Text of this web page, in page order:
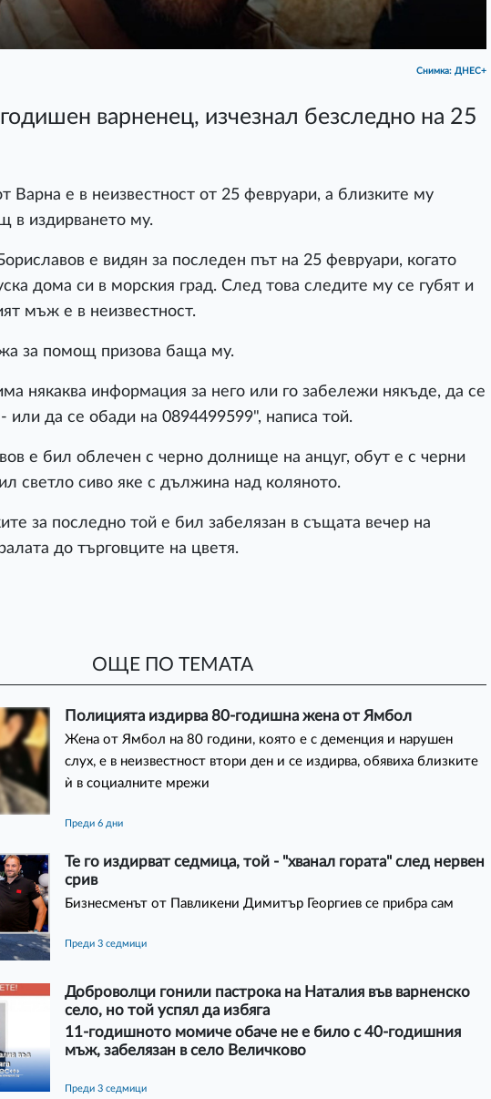
Снимка: ДНЕС+
варненец, изчезнал безследно на 25
Варна е в неизвестност от 25 февруари, а близките му
в издирването му.
е видян за последен път на 25 февруари, когато
дома си в морския град. След това следите му се губят и
мъж е в неизвестност.
за помощ призова баща му.
някаква информация за него или го забележи някъде, да се
или да се обади на 0894499599", написа той.
е бил облечен с черно долнище на анцуг, обут е с черни
светло сиво яке с дължина над коляното.
за последно той е бил забелязан в същата вечер на
до търговците на цветя.
ОЩЕ ПО ТЕМАТА
Полицията издирва 80-годишна жена от Ямбол
Жена от Ямбол на 80 години, която е с деменция и нарушен
слух, е в неизвестност втори ден и се издирва, обявиха близките
ѝ в социалните мрежи
преди 6 дни
Те го издирват седмица, той - "хванал гората" след нервен
срив
Бизнесменът от Павликени Димитър Георгиев се прибра сам
преди 3 седмици
Доброволци гонили пастрока на Наталия във варненско
село, но той успял да избяга
11-годишното момиче обаче не е било с 40-годишния
мъж, забелязан в село Величково
преди 3 седмици